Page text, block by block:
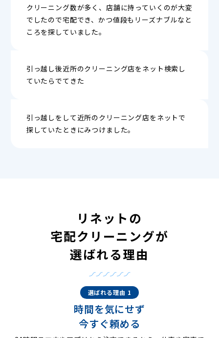
クリーニング数が多く、店舗に持っていくのが大変
でしたので宅配でき、かつ値段もリーズナブルなと
ころを探していました。
引っ越し後近所のクリーニング店をネット検索し
ていたらでてきた
引っ越しをして近所のクリーニング店をネットで
探していたときにみつけました。
リネットの
宅配クリーニングが
選ばれる理由
選ばれる理由 1
時間を気にせず
今すぐ頼める